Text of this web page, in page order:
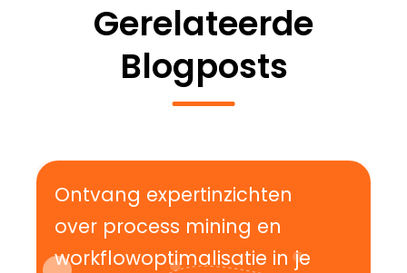
Gerelateerde
Blogposts
Ontvang expertinzichten
over process mining en
workflowoptimalisatie in je